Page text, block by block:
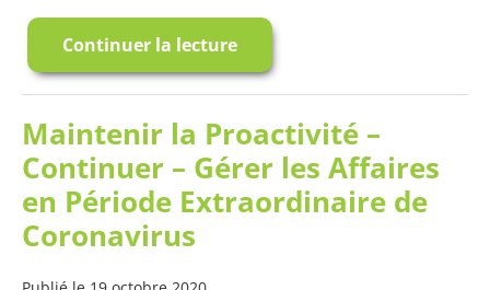
Continuer la lecture
Peinture
Tableau
l’Éducation
Maintenir la Proactivité –
Continuer – Gérer les Affaires
en Période Extraordinaire de
Coronavirus